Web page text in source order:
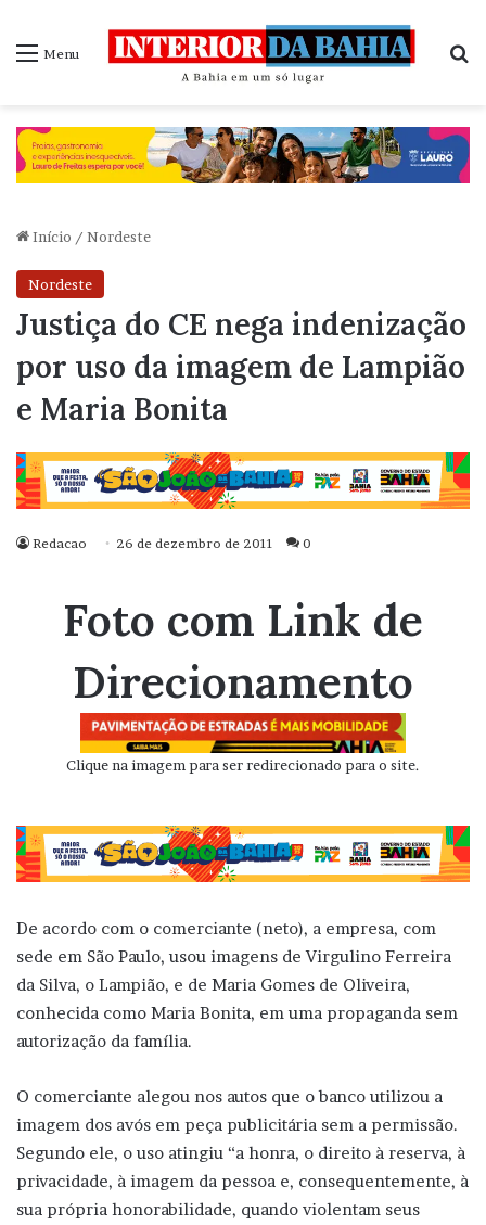
Menu
Início / Nordeste
Nordeste
Justiça do CE nega indenização
por uso da imagem de Lampião
e Maria Bonita
Redacao 26 de dezembro de 2011 0
Foto com Link de
Direcionamento
Clique na imagem para ser redirecionado para o site.
De acordo com o comerciante (neto), a empresa, com
sede em São Paulo, usou imagens de Virgulino Ferreira
da Silva, o Lampião, e de Maria Gomes de Oliveira,
conhecida como Maria Bonita, em uma propaganda sem
autorização da família.
O comerciante alegou nos autos que o banco utilizou a
imagem dos avós em peça publicitária sem a permissão.
Segundo ele, o uso atingiu “a honra, o direito à reserva, à
privacidade, à imagem da pessoa e, consequentemente, à
sua própria honorabilidade, quando violentam seus